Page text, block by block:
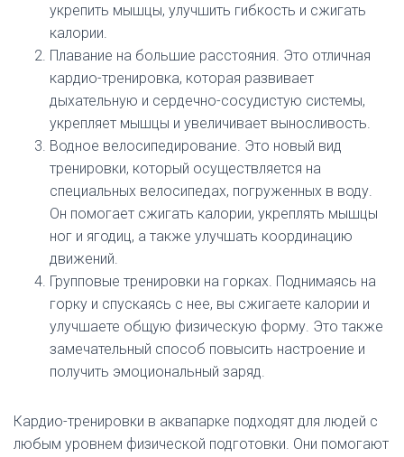
укрепить мышцы, улучшить гибкость и сжигать
калории.
Плавание на большие расстояния. Это отличная
кардио-тренировка, которая развивает
дыхательную и сердечно-сосудистую системы,
укрепляет мышцы и увеличивает выносливость.
Водное велосипедирование. Это новый вид
тренировки, который осуществляется на
специальных велосипедах, погруженных в воду.
Он помогает сжигать калории, укреплять мышцы
ног и ягодиц, а также улучшать координацию
движений.
Групповые тренировки на горках. Поднимаясь на
горку и спускаясь с нее, вы сжигаете калории и
улучшаете общую физическую форму. Это также
замечательный способ повысить настроение и
получить эмоциональный заряд.
Кардио-тренировки в аквапарке подходят для людей с
любым уровнем физической подготовки. Они помогают